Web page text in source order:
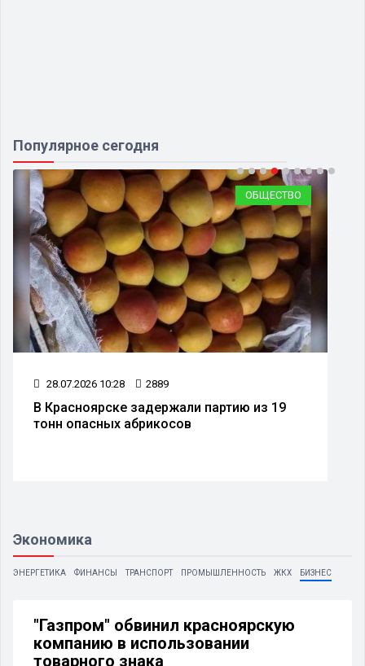
Популярное сегодня
ОБЩЕСТВО
из 19
08.07.2026 10:30
В Красноярске изменят схему
транспорта на улице
Экономика
ЭНЕРГЕТИКА ФИНАНСЫ ТРАНСПОРТ ПРОМЫШЛЕННОСТЬ ЖКХ БИЗНЕС
"Газпром" обвинил красноярскую
компанию в использовании
товарного знака